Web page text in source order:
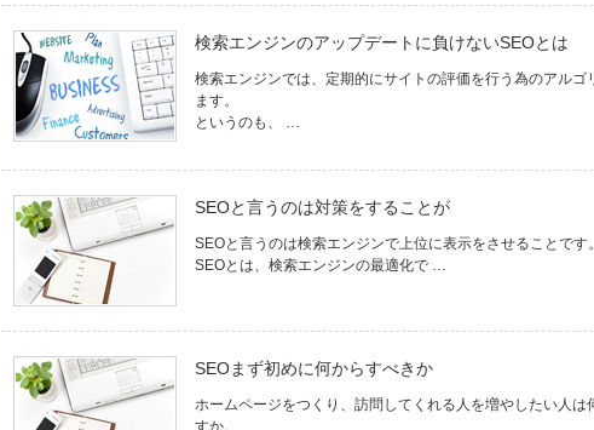
検索エンジンのアップデートに負けないSEOとは
検索エンジンでは、定期的にサイトの評価を行う為のアルゴ
ます。
というのも、 …
SEOと言うのは対策をすることが
SEOと言うのは検索エンジンで上位に表示をさせることです。
SEOとは、検索エンジンの最適化で …
SEOまず初めに何からすべきか
ホームページをつくり、訪問してくれる人を増やしたい人は
すか。